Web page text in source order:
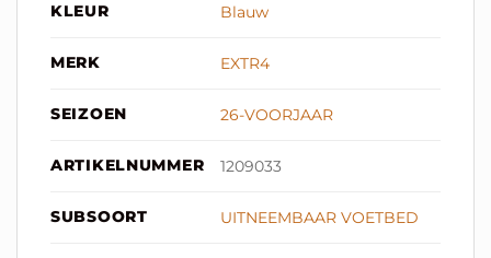
KLEUR Blauw
MERK EXTR4
SEIZOEN 26-VOORJAAR
ARTIKELNUMMER 1209033
SUBSOORT UITNEEMBAAR VOETBED